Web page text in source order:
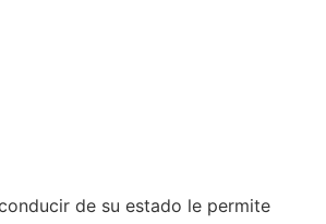
de su estado le permite